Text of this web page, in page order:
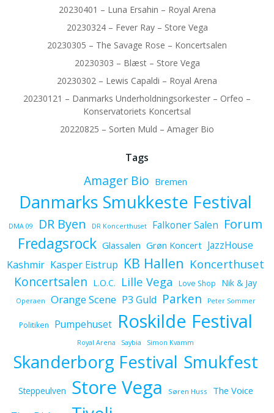
20230401 – Luna Ersahin – Royal Arena
20230324 – Fever Ray – Store Vega
20230305 – The Savage Rose – Koncertsalen
20230303 – Blæst – Store Vega
20230302 – Lewis Capaldi – Royal Arena
20230121 – Danmarks Underholdningsorkester – Orfeo –
Konservatoriets Koncertsal
20220825 – Sorten Muld – Amager Bio
Tags
Amager Bio Bremen
Danmarks Smukkeste Festival
DMA 09 DR Byen DR Koncerthuset Falkoner Salen Forum
Fredagsrock Glassalen Grøn Koncert JazzHouse
Kashmir Kasper Eistrup KB Hallen Koncerthuset
Koncertsalen L.O.C. Lille Vega Love Shop Nik & Jay
Operaen Orange Scene P3 Guld Parken Peter Sommer
Politiken Pumpehuset Roskilde Festival
Royal Arena Saybia Simon Kvamm
Skanderborg Festival Smukfest
Steppeulven Store Vega Søren Huss The Voice